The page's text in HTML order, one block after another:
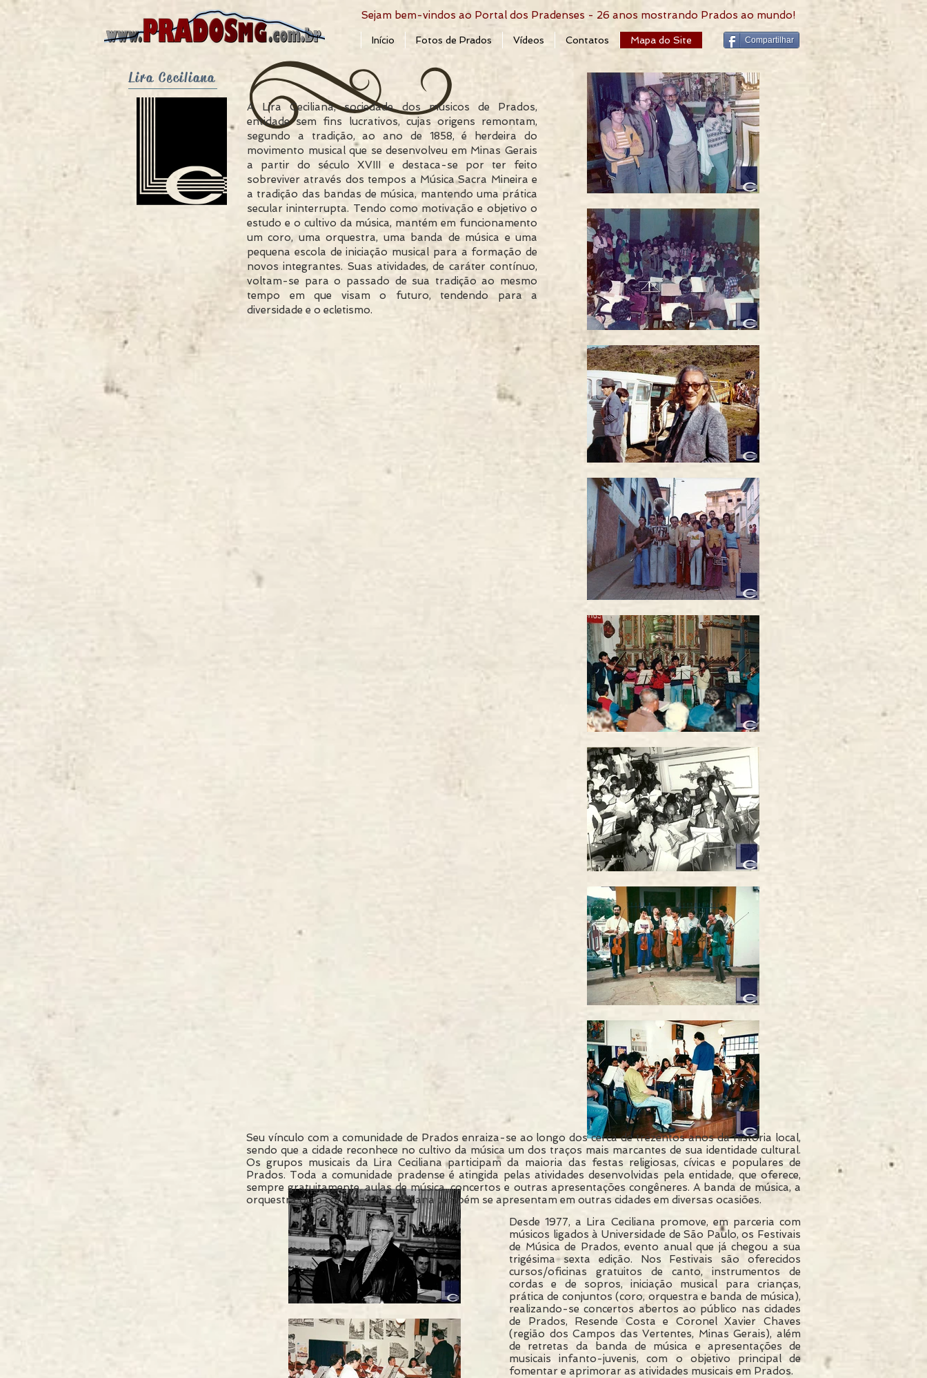
Sejam bem-vindos ao Portal dos Pradenses - 26 anos mostrando Prados ao mundo!
Início Fotos de Prados Vídeos Contatos Mapa do Site Compartilhar
Desde 1977, a Lira Ceciliana promove, em parceria com
músicos ligados à Universidade de São Paulo, os Festivais
de Música de Prados, evento anual que já chegou a sua
trigésima sexta edição. Nos Festivais são oferecidos
cursos/oficinas gratuitos de canto, instrumentos de
cordas e de sopros, iniciação musical para crianças,
prática de conjuntos (coro, orquestra e banda de música),
realizando-se concertos abertos ao público nas cidades
de Prados, Resende Costa e Coronel Xavier Chaves
(região dos Campos das Vertentes, Minas Gerais), além
de retretas da banda de música e apresentações de
musicais infanto-juvenis, com o objetivo principal de
fomentar e aprimorar as atividades musicais em Prados.
Lira Ceciliana
Seu vínculo com a comunidade de Prados enraiza-se ao longo dos cerca de trezentos anos da história local,
sendo que a cidade reconhece no cultivo da música um dos traços mais marcantes de sua identidade cultural.
Os grupos musicais da Lira Ceciliana participam da maioria das festas religiosas, cívicas e populares de
Prados. Toda a comunidade pradense é atingida pelas atividades desenvolvidas pela entidade, que oferece,
sempre gratuitamente, aulas de música, concertos e outras apresentações congêneres. A banda de música, a
orquestra ou o coral da Lira Ceciliana também se apresentam em outras cidades em diversas ocasiões.
A Lira Ceciliana, sociedade dos músicos de Prados,
entidade sem fins lucrativos, cujas origens remontam,
segundo a tradição, ao ano de 1858, é herdeira do
movimento musical que se desenvolveu em Minas Gerais
a partir do século XVIII e destaca-se por ter feito
sobreviver através dos tempos a Música Sacra Mineira e
a tradição das bandas de música, mantendo uma prática
secular ininterrupta. Tendo como motivação e objetivo o
estudo e o cultivo da música, mantém em funcionamento
um coro, uma orquestra, uma banda de música e uma
pequena escola de iniciação musical para a formação de
novos integrantes. Suas atividades, de caráter contínuo,
voltam-se para o passado de sua tradição ao mesmo
tempo em que visam o futuro, tendendo para a
diversidade e o ecletismo.